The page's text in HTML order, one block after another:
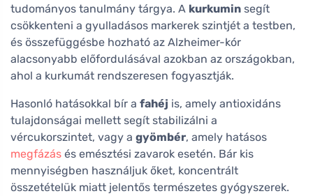
tudományos tanulmány tárgya. A kurkumin segít
csökkenteni a gyulladásos markerek szintjét a testben,
és összefüggésbe hozható az Alzheimer-kór
alacsonyabb előfordulásával azokban az országokban,
ahol a kurkumát rendszeresen fogyasztják.
Hasonló hatásokkal bír a fahéj is, amely antioxidáns
tulajdonságai mellett segít stabilizálni a
vércukorszintet, vagy a gyömbér, amely hatásos
megfázás és emésztési zavarok esetén. Bár kis
mennyiségben használjuk őket, koncentrált
összetételük miatt jelentős természetes gyógyszerek.